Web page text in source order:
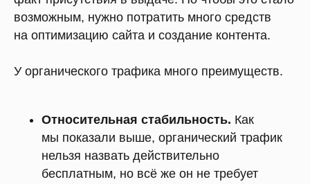
возможным, нужно потратить много средств
на оптимизацию сайта и создание контента.
У органического трафика много преимуществ.
Относительная стабильность. Как
мы показали выше, органический трафик
нельзя назвать действительно
бесплатным, но всё же он не требует